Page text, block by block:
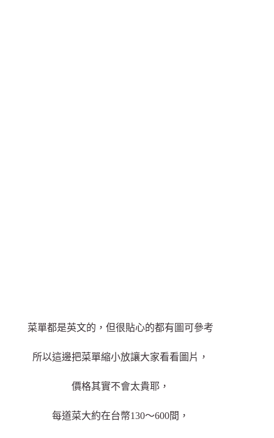
菜單都是英文的，但很貼心的都有圖可參考
所以這邊把菜單縮小放讓大家看看圖片，
價格其實不會太貴耶，
每道菜大約在台幣130～600間，